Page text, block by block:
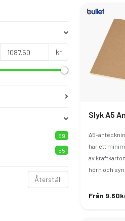
kr
59
55
Återställ
A5-
har ett
av
hörn och
Från